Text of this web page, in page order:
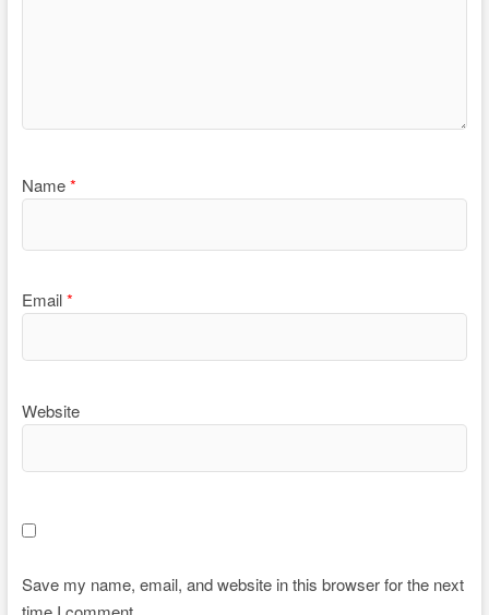
Name*
Email*
Website
Save my name, email, and website in this browser for the next